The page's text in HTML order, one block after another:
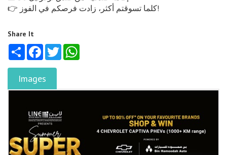
👉 كلما تسوقتم أكثر، زادت فرصكم في الفوز!
Share It
Share FacebookTwitter
Images